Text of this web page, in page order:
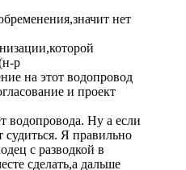
нет
р
на этот водопровод
и проект
водопровода. Ну а если
судиться. Я правильно
с разводкой в
сделать,а дальше